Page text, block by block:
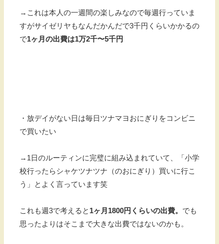
→これは本人の一週間の楽しみなので毎週行っていま
すがサイゼリヤもなんだかんだで3千円くらいかかるの
で1ヶ月の出費は1万2千〜5千円
・放デイがない日は毎日ツナマヨおにぎりをコンビニ
で買いたい
→1日のルーティンに完璧に組み込まれていて、「小学
校行ったらシャケツナツナ（のおにぎり）買いに行こ
う」とよく言っています笑
これも週3で考えると 1ヶ月1800円くらいの出費。 でも
思ったよりはそこまで大きな出費ではないのかも。